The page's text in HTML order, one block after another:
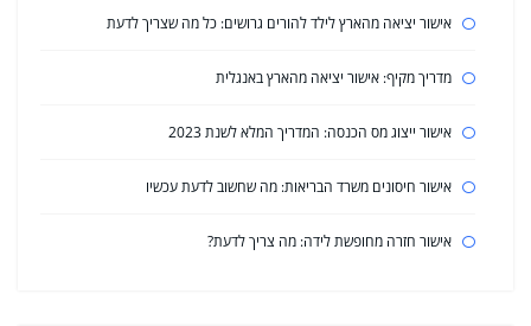
אישור יציאה מהארץ לילד להורים גרושים: כל מה שצריך לדעת
מדריך מקיף: אישור יציאה מהארץ באנגלית
אישור ייצוג מס הכנסה: המדריך המלא לשנת 2023
אישור חיסונים משרד הבריאות: מה שחשוב לדעת עכשיו
אישור חזרה מחופשת לידה: מה צריך לדעת?